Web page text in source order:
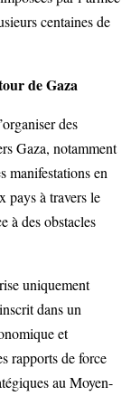
centaines de
de Gaza
des
Gaza, notamment
manifestations en
pays à travers le
à des obstacles
uniquement
dans un
et
rapports de force
au Moyen-